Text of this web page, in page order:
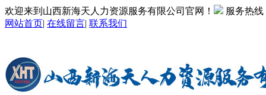
欢迎来到山西新海天人力资源服务有限公司官网！
服务热线
网站首页| 在线留言| 联系我们